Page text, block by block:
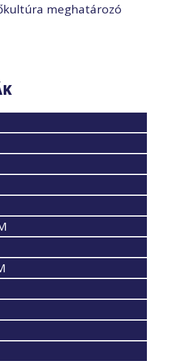
meghatározó